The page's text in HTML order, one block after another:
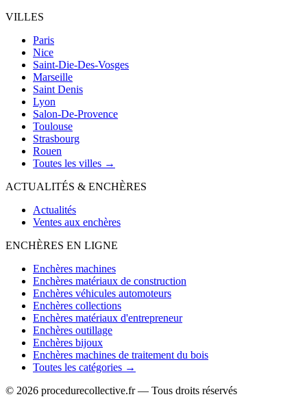
VILLES
Paris
Nice
Saint-Die-Des-Vosges
Marseille
Saint Denis
Lyon
Salon-De-Provence
Toulouse
Strasbourg
Rouen
Toutes les villes →
ACTUALITÉS & ENCHÈRES
Actualités
Ventes aux enchères
ENCHÈRES EN LIGNE
Enchères machines
Enchères matériaux de construction
Enchères véhicules automoteurs
Enchères collections
Enchères matériaux d'entrepreneur
Enchères outillage
Enchères bijoux
Enchères machines de traitement du bois
Toutes les catégories →
© 2026 procedurecollective.fr — Tous droits réservés